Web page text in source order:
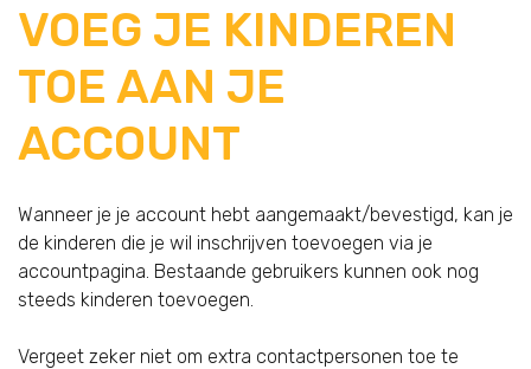
VOEG JE KINDEREN
TOE AAN JE
ACCOUNT
Wanneer je je account hebt aangemaakt/bevestigd, kan je
de kinderen die je wil inschrijven toevoegen via je
accountpagina. Bestaande gebruikers kunnen ook nog
steeds kinderen toevoegen.
Vergeet zeker niet om extra contactpersonen toe te